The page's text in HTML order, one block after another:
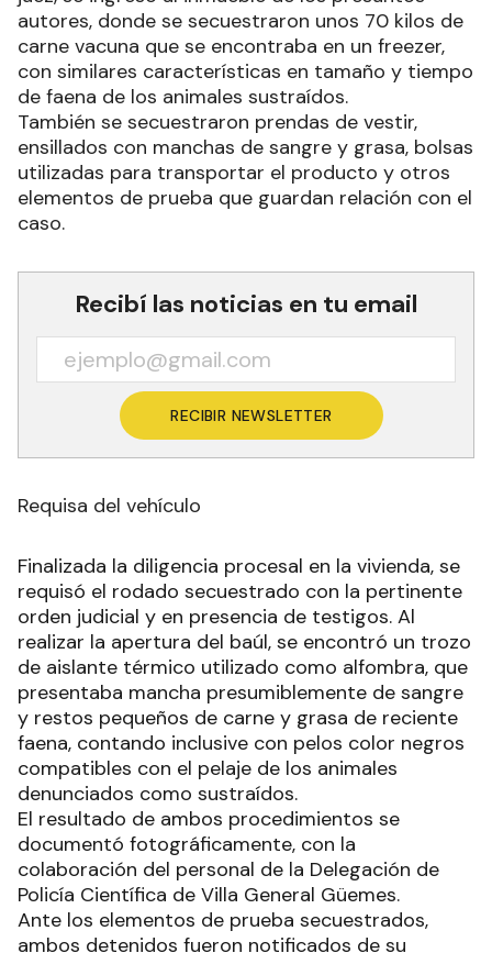
autores, donde se secuestraron unos 70 kilos de
carne vacuna que se encontraba en un freezer,
con similares características en tamaño y tiempo
de faena de los animales sustraídos.
También se secuestraron prendas de vestir,
ensillados con manchas de sangre y grasa, bolsas
utilizadas para transportar el producto y otros
elementos de prueba que guardan relación con el
caso.
Recibí las noticias en tu email
RECIBIR NEWSLETTER
Requisa del vehículo
Finalizada la diligencia procesal en la vivienda, se
requisó el rodado secuestrado con la pertinente
orden judicial y en presencia de testigos. Al
realizar la apertura del baúl, se encontró un trozo
de aislante térmico utilizado como alfombra, que
presentaba mancha presumiblemente de sangre
y restos pequeños de carne y grasa de reciente
faena, contando inclusive con pelos color negros
compatibles con el pelaje de los animales
denunciados como sustraídos.
El resultado de ambos procedimientos se
documentó fotográficamente, con la
colaboración del personal de la Delegación de
Policía Científica de Villa General Güemes.
Ante los elementos de prueba secuestrados,
ambos detenidos fueron notificados de su